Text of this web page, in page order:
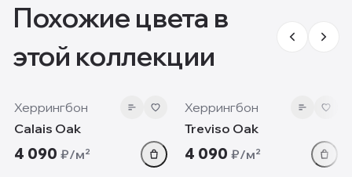
Похожие цвета в
этой коллекции
Херрингбон
Calais Oak
4 090 ₽/м²
Херрингбон
Treviso Oak
4 090 ₽/м²